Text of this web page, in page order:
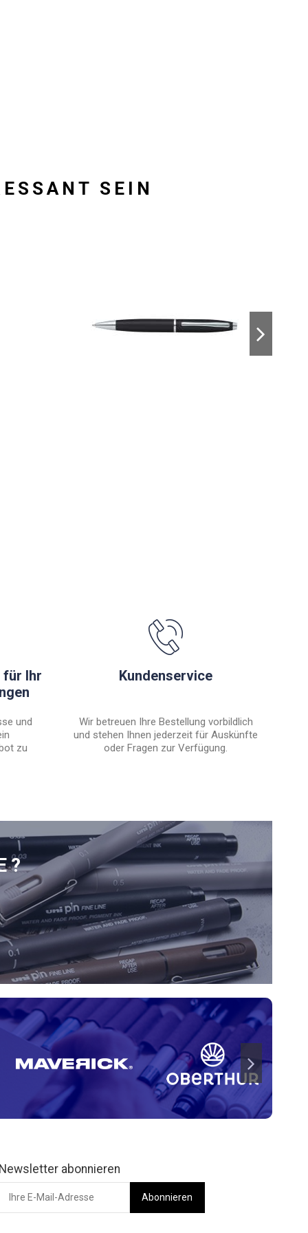
SEIN
für Ihr
und
zu
Kundenservice
Wir betreuen Ihre Bestellung vorbildlich
und stehen Ihnen jederzeit für Auskünfte
oder Fragen zur Verfügung.
abonnieren